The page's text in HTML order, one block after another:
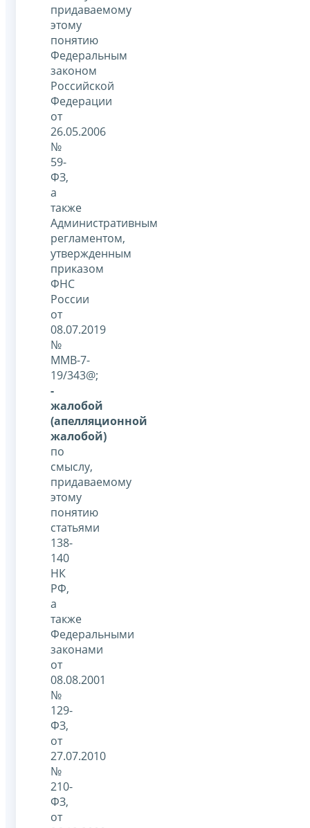
придаваемому
этому
понятию
Федеральным
законом
Российской
Федерации
от
26.05.2006
№
59-
ФЗ,
а
также
Административным
регламентом,
утвержденным
приказом
ФНС
России
от
08.07.2019
№
ММВ-7-
19/343@;
-
жалобой
(апелляционной
жалобой)
по
смыслу,
придаваемому
этому
понятию
статьями
138-
140
НК
РФ,
а
также
Федеральными
законами
от
08.08.2001
№
129-
ФЗ,
от
27.07.2010
№
210-
ФЗ,
от